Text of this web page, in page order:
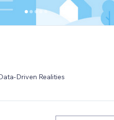
Driven Realities